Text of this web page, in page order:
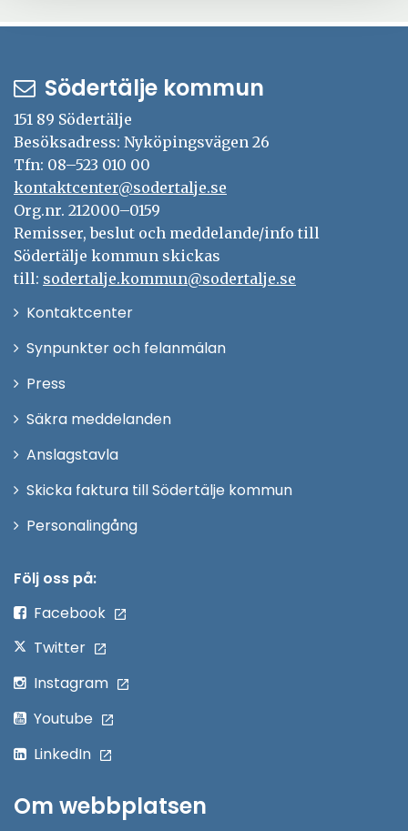
Södertälje kommun
151 89 Södertälje
Besöksadress: Nyköpingsvägen 26
Tfn: 08–523 010 00
kontaktcenter@sodertalje.se
Org.nr. 212000–0159
Remisser, beslut och meddelande/info till
Södertälje kommun skickas
till: sodertalje.kommun@sodertalje.se
KontaktcenterÖppna
Synpunkter och felanmälan
Press
fönster
Säkra meddelanden
Anslagstavla
Skicka faktura till Södertälje kommun
PersonalingångÖppna
Följ oss på:
Facebook
Twitter
Instagram
Youtube
LinkedIn
Om webbplatsen